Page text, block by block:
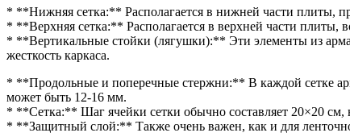
* **Нижняя сетка:** Располагается в нижней части плиты,
* **Верхняя сетка:** Располагается в верхней части плиты,
* **Вертикальные стойки (лягушки):** Эти элементы из
жесткость каркаса.
* **Продольные и поперечные стержни:** В каждой сетке
может быть 12-16 мм.
* **Сетка:** Шаг ячейки сетки обычно составляет 20×20 см,
* **Защитный слой:** Также очень важен, как и для